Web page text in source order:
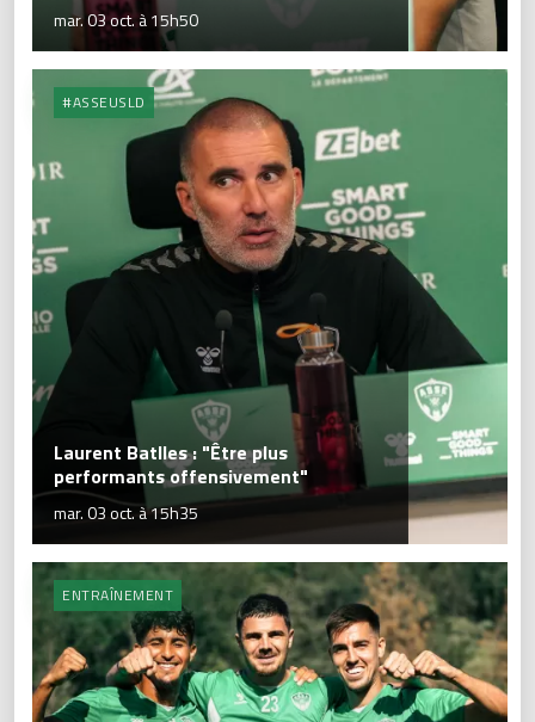
mar. 03 oct. à 15h50
#ASSEUSLD
Laurent Batlles : "Être plus
performants offensivement"
mar. 03 oct. à 15h35
ENTRAÎNEMENT